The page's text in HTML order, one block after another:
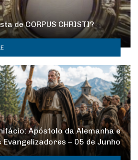
de CORPUS CHRISTI?
Apóstolo da Alemanha e
– 05 de Junho